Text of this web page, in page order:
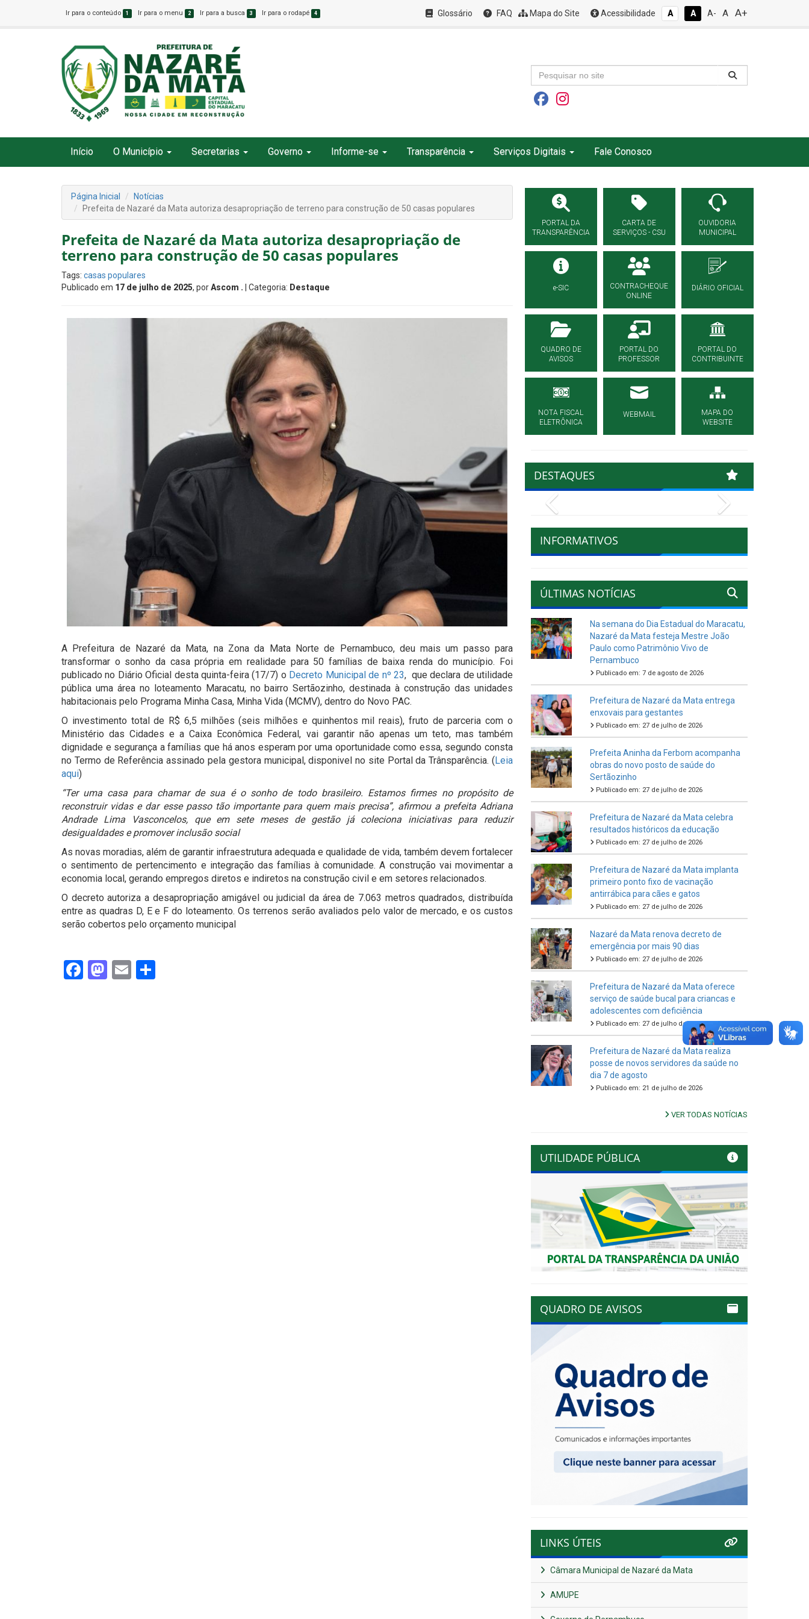
Ir para o conteúdo 1 Ir para o menu 2 Ir para a busca 3 Ir para o rodapé 4 Glossário FAQ Mapa do Site Acessibilidade A A A- A A+
Início O Município Secretarias Governo Informe-se Transparência Serviços Digitais Fale Conosco
Página Inicial
Notícias
Prefeita de Nazaré da Mata autoriza desapropriação de terreno para construção de 50 casas populares
Prefeita de Nazaré da Mata autoriza desapropriação de
terreno para construção de 50 casas populares
Tags: casas populares
Publicado em 17 de julho de 2025, porAscom . | Categoria: Destaque
A Prefeitura de Nazaré da Mata, na Zona da Mata Norte de Pernambuco, deu mais um passo para
transformar o sonho da casa própria em realidade para 50 famílias de baixa renda do município. Foi
publicado no Diário Oficial desta quinta-feira (17/7) o Decreto Municipal de nº 23, que declara de utilidade
pública uma área no loteamento Maracatu, no bairro Sertãozinho, destinada à construção das unidades
habitacionais pelo Programa Minha Casa, Minha Vida (MCMV), dentro do Novo PAC.
O investimento total de R$ 6,5 milhões (seis milhões e quinhentos mil reais), fruto de parceria com o
Ministério das Cidades e a Caixa Econômica Federal, vai garantir não apenas um teto, mas também
dignidade e segurança a famílias que há anos esperam por uma oportunidade como essa, segundo consta
no Termo de Referência assinado pela gestora municipal, disponivel no site Portal da Trânsparência. ( Leia
aqui)
“Ter uma casa para chamar de sua é o sonho de todo brasileiro. Estamos firmes no propósito de
reconstruir vidas e dar esse passo tão importante para quem mais precisa”, afirmou a prefeita Adriana
Andrade Lima Vasconcelos, que em sete meses de gestão já coleciona iniciativas para reduzir
desigualdades e promover inclusão social
As novas moradias, além de garantir infraestrutura adequada e qualidade de vida, também devem fortalecer
o sentimento de pertencimento e integração das famílias à comunidade. A construção vai movimentar a
economia local, gerando empregos diretos e indiretos na construção civil e em setores relacionados.
O decreto autoriza a desapropriação amigável ou judicial da área de 7.063 metros quadrados, distribuída
entre as quadras D, E e F do loteamento. Os terrenos serão avaliados pelo valor de mercado, e os custos
serão cobertos pelo orçamento municipal
Facebook
Mastodon
Email
PORTAL DA
TRANSPARÊNCIA
CARTA DE
SERVIÇOS - CSU
OUVIDORIA
MUNICIPAL
e-SIC
CONTRACHEQUE
ONLINE
DIÁRIO OFICIAL
QUADRO DE
AVISOS
PORTAL DO
PROFESSOR
PORTAL DO
CONTRIBUINTE
NOTA FISCAL
ELETRÔNICA
WEBMAIL
MAPA DO
WEBSITE
DESTAQUES
INFORMATIVOS
ÚLTIMAS NOTÍCIAS
Na semana do Dia Estadual do Maracatu,
Nazaré da Mata festeja Mestre João
Paulo como Patrimônio Vivo de
Pernambuco
Publicado em: 7 de agosto de 2026
Prefeitura de Nazaré da Mata entrega
enxovais para gestantes
Publicado em: 27 de julho de 2026
Prefeita Aninha da Ferbom acompanha
obras do novo posto de saúde do
Sertãozinho
Publicado em: 27 de julho de 2026
Prefeitura de Nazaré da Mata celebra
resultados históricos da educação
Publicado em: 27 de julho de 2026
Prefeitura de Nazaré da Mata implanta
primeiro ponto fixo de vacinação
antirrábica para cães e gatos
Publicado em: 27 de julho de 2026
Nazaré da Mata renova decreto de
emergência por mais 90 dias
Publicado em: 27 de julho de 2026
Prefeitura de Nazaré da Mata oferece
serviço de saúde bucal para criancas e
adolescentes com deficiência
Publicado em: 27 de julho de 2026
Prefeitura de Nazaré da Mata realiza
posse de novos servidores da saúde no
dia 7 de agosto
Publicado em: 21 de julho de 2026
VER TODAS NOTÍCIAS
UTILIDADE PÚBLICA
Previous Next
QUADRO DE AVISOS
LINKS ÚTEIS
Câmara Municipal de Nazaré da Mata
AMUPE